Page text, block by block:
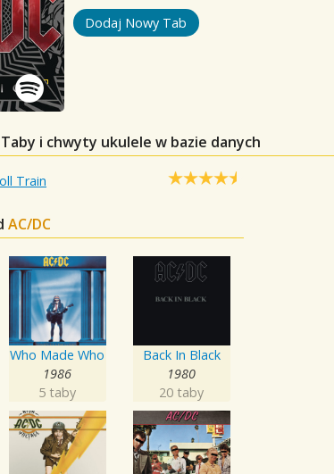
Dodaj Nowy Tab
Taby i chwyty ukulele w bazie danych
Train
AC/DC
Who Made Who
1986
5 taby
Back In Black
1980
20 taby